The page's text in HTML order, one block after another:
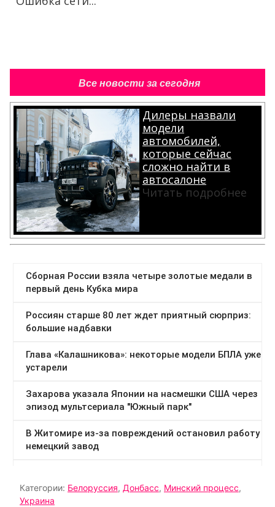
Все новости за сегодня
Дилеры назвали
модели
автомобилей,
которые сейчас
сложно найти в
автосалоне
Читать подробнее
Категории: Белоруссия, Донбасс, Минский процесс,
Украина